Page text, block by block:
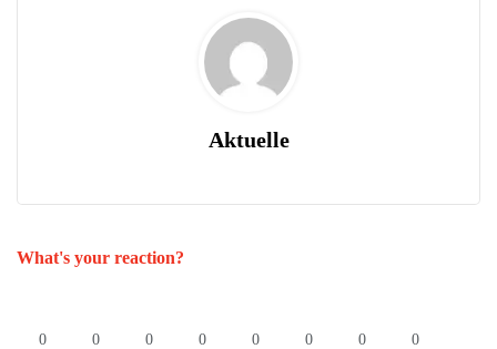
Aktuelle
What's your reaction?
0 0 0 0 0 0 0 0